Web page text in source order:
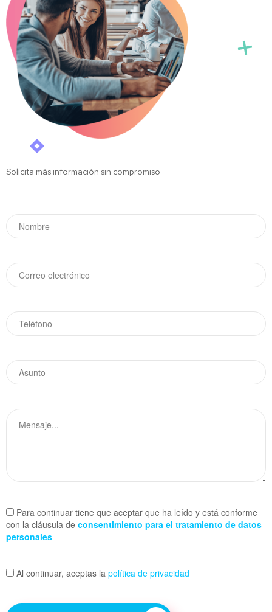
Solicita más información sin compromiso
Para continuar tiene que aceptar que ha leído y está conforme
con la cláusula de consentimiento para el tratamiento de datos
personales
Al continuar, aceptas la política de privacidad